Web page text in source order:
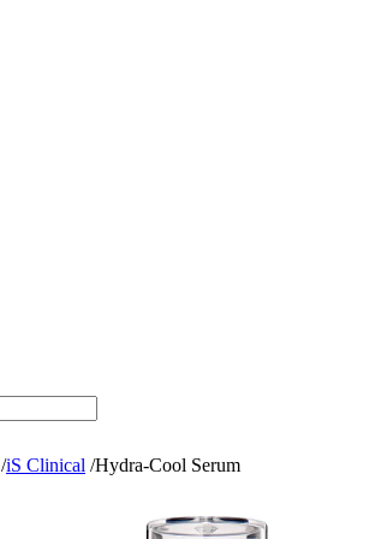
/iS Clinical /Hydra-Cool Serum